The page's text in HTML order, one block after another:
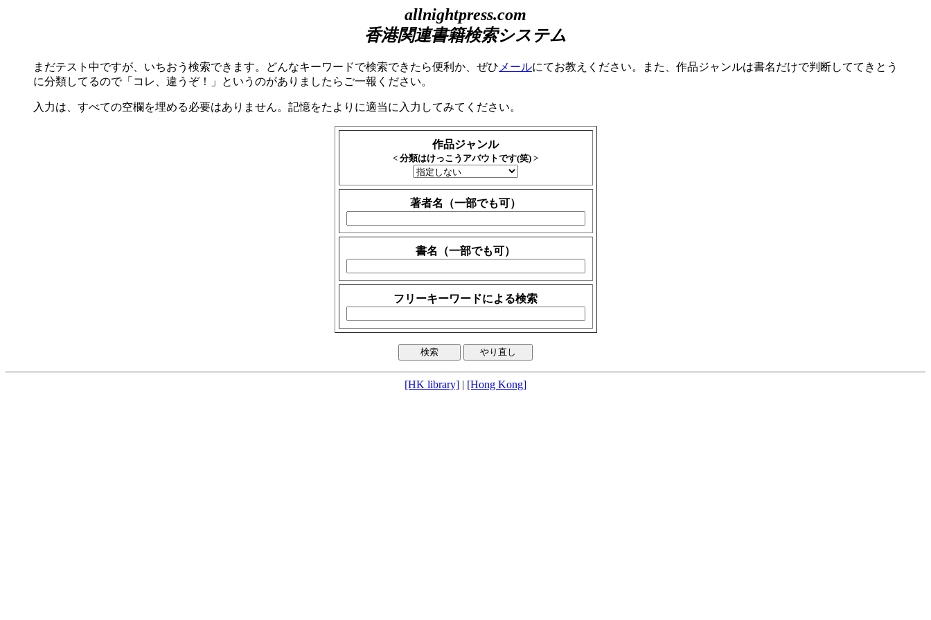
allnightpress.com
香港関連書籍検索システム
まだテスト中ですが、いちおう検索できます。どんなキーワードで検索できたら便利か、ぜひ メールにてお教えください。また、作品ジャンルは書名だけで判断しててきとう
に分類してるので「コレ、違うぞ！」というのがありましたらご一報ください。
入力は、すべての空欄を埋める必要はありません。記憶をたよりに適当に入力してみてください。
作品ジャンル
< 分類はけっこうアバウトです(笑) >
著者名（一部でも可）
書名（一部でも可）
フリーキーワードによる検索
[HK library] | [Hong Kong]